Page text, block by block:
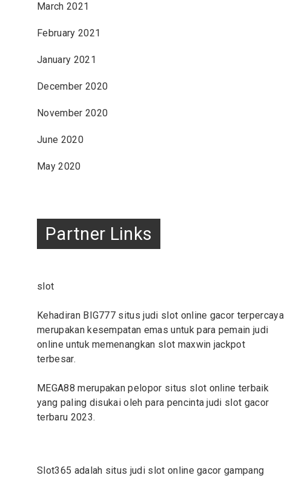
March 2021
February 2021
January 2021
December 2020
November 2020
June 2020
May 2020
Partner Links
slot
Kehadiran BIG777 situs judi slot online gacor terpercaya
merupakan kesempatan emas untuk para pemain judi
online untuk memenangkan slot maxwin jackpot
terbesar.
MEGA88 merupakan pelopor situs slot online terbaik
yang paling disukai oleh para pencinta judi slot gacor
terbaru 2023.
Slot365 adalah situs judi slot online gacor gampang